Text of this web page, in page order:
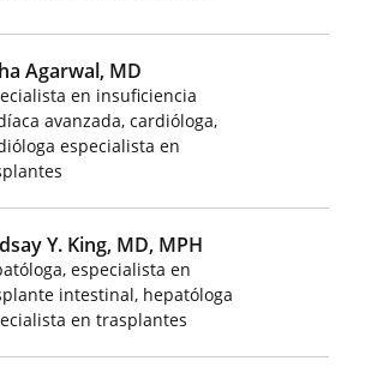
destacados
Agarwal, MD
en insuficiencia
avanzada, cardióloga,
especialista en
destacados
Y. King, MD, MPH
especialista en
intestinal, hepatóloga
en trasplantes